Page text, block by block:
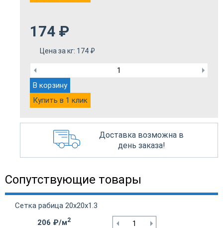
174 ₽
Цена за кг: 174 ₽
В корзину
Купить в 1 клик
Доставка возможна в
день заказа!
Сопутствующие товары
Сетка рабица 20х20х1.3
206 ₽/м2